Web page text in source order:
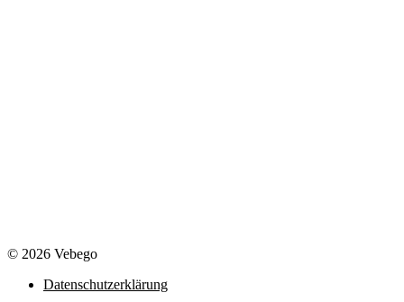
© 2026 Vebego
Datenschutzerklärung